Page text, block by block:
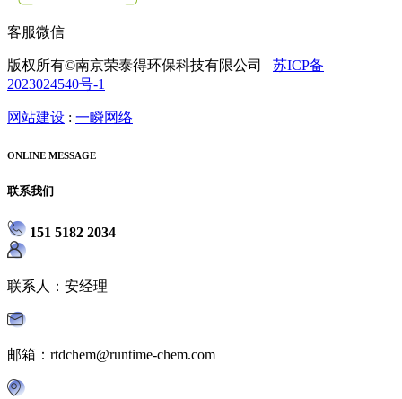
客服微信
版权所有©南京荣泰得环保科技有限公司 苏ICP备
2023024540号-1
网站建设 : 一瞬网络
ONLINE MESSAGE
联系我们
151 5182 2034
联系人：安经理
邮箱：rtdchem@runtime-chem.com